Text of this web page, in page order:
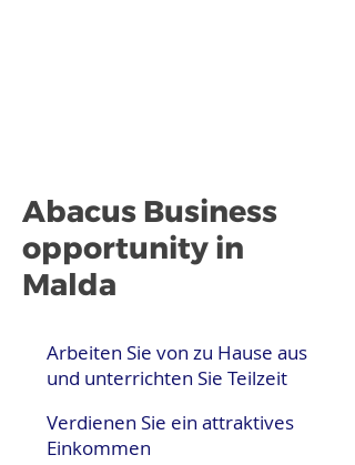
Abacus Business
opportunity in
Malda
Arbeiten Sie von zu Hause aus
und unterrichten Sie Teilzeit
Verdienen Sie ein attraktives
Einkommen